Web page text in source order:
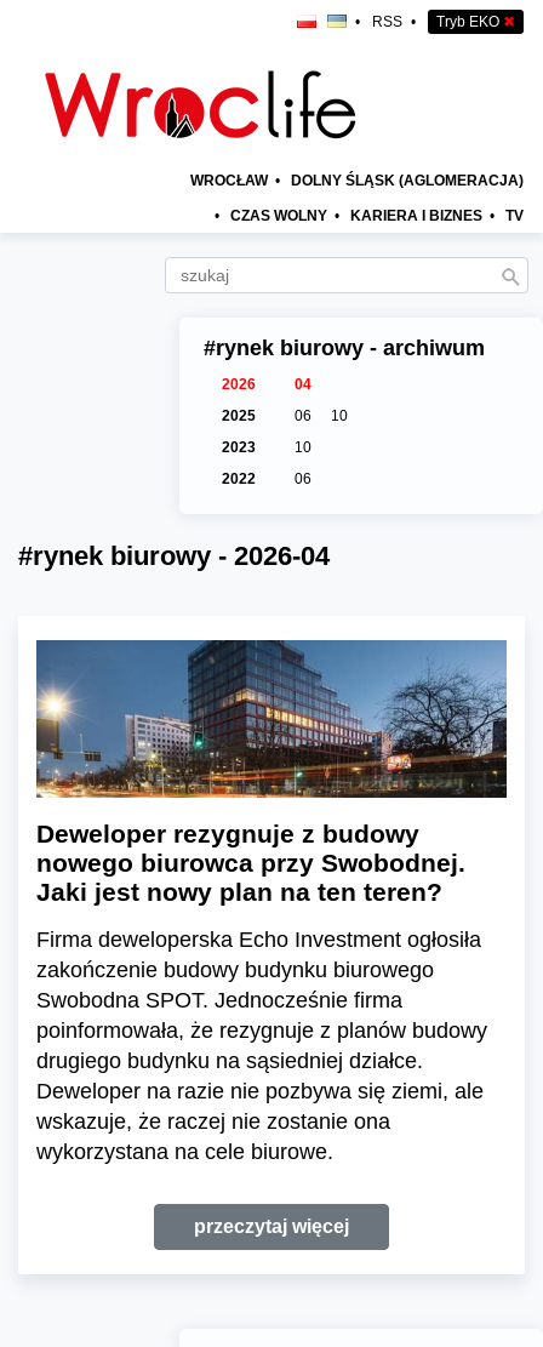
• RSS • Tryb EKO ✖
WROCŁAW • DOLNY ŚLĄSK (AGLOMERACJA)
• CZAS WOLNY • KARIERA I BIZNES • TV
#rynek biurowy - archiwum
2026
04
2025
06
10
2023
10
2022
06
#rynek biurowy - 2026-04
Deweloper rezygnuje z budowy
nowego biurowca przy Swobodnej.
Jaki jest nowy plan na ten teren?
Firma deweloperska Echo Investment ogłosiła
zakończenie budowy budynku biurowego
Swobodna SPOT. Jednocześnie firma
poinformowała, że rezygnuje z planów budowy
drugiego budynku na sąsiedniej działce.
Deweloper na razie nie pozbywa się ziemi, ale
wskazuje, że raczej nie zostanie ona
wykorzystana na cele biurowe.
przeczytaj więcej